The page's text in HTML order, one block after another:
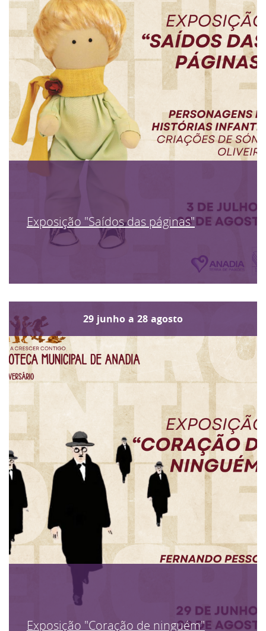
Exposição "Saídos das páginas"
29 junho a 28 agosto
Exposição "Coração de ninguém"